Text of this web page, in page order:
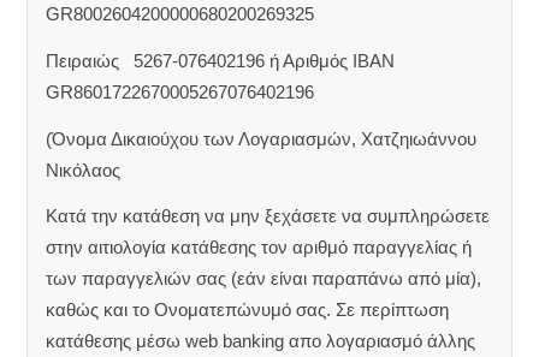
GR8002604200000680200269325
Πειραιώς 5267-076402196 ή Αριθμός IBAN
GR8601722670005267076402196
(Όνομα Δικαιούχου των Λογαριασμών, Χατζηιωάννου
Νικόλαος
Κατά την κατάθεση να μην ξεχάσετε να συμπληρώσετε
στην αιτιολογία κατάθεσης τον αριθμό παραγγελίας ή
των παραγγελιών σας (εάν είναι παραπάνω από μία),
καθώς και το Ονοματεπώνυμό σας. Σε περίπτωση
κατάθεσης μέσω web banking απο λογαριασμό άλλης